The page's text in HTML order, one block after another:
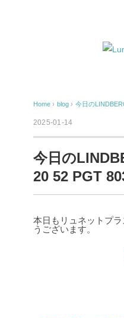
Home › blog › 今日の
2025-01-14
今日の
20 52 PGT
本日もリュネットプ
うございます。
「水曜